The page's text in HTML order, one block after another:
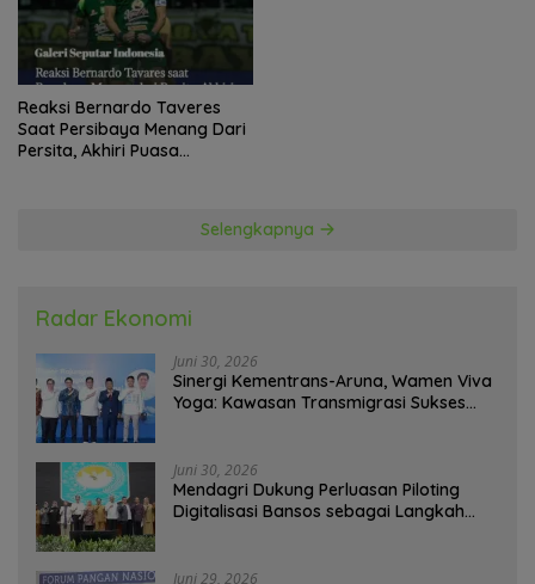
Reaksi Bernardo Taveres
Saat Persibaya Menang Dari
Persita, Akhiri Puasa
Selengkapnya
Radar Ekonomi
Juni 30, 2026
Sinergi Kementrans-Aruna, Wamen Viva
Yoga: Kawasan Transmigrasi Sukses
Juni 30, 2026
Mendagri Dukung Perluasan Piloting
Digitalisasi Bansos sebagai Langkah
Juni 29, 2026